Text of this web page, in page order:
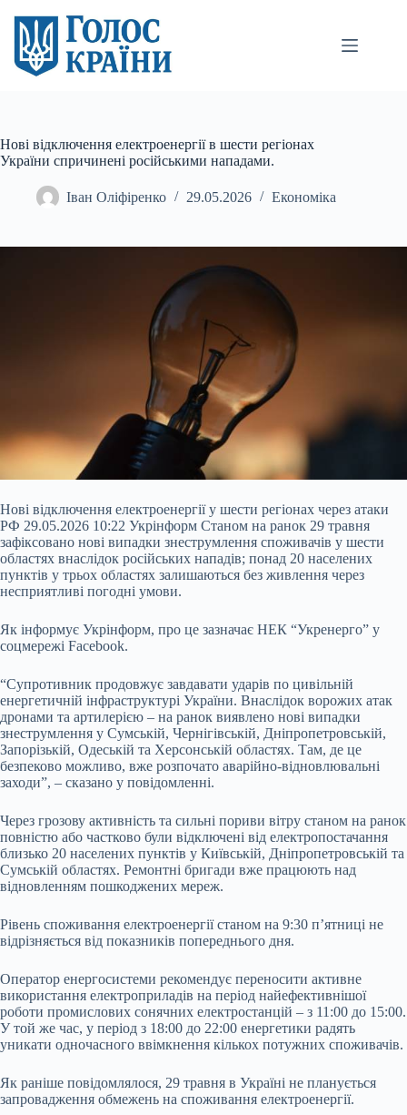
вмісту
Нові відключення електроенергії в шести регіонах
України спричинені російськими нападами.
Іван Оліфіренко 29.05.2026 Економіка
Нові відключення електроенергії у шести регіонах через атаки
РФ 29.05.2026 10:22 Укрінформ Станом на ранок 29 травня
зафіксовано нові випадки знеструмлення споживачів у шести
областях внаслідок російських нападів; понад 20 населених
пунктів у трьох областях залишаються без живлення через
несприятливі погодні умови.
Як інформує Укрінформ, про це зазначає НЕК “Укренерго” у
соцмережі Facebook.
“Супротивник продовжує завдавати ударів по цивільній
енергетичній інфраструктурі України. Внаслідок ворожих атак
дронами та артилерією – на ранок виявлено нові випадки
знеструмлення у Сумській, Чернігівській, Дніпропетровській,
Запорізькій, Одеській та Херсонській областях. Там, де це
безпеково можливо, вже розпочато аварійно-відновлювальні
заходи”, – сказано у повідомленні.
Через грозову активність та сильні пориви вітру станом на ранок
повністю або частково були відключені від електропостачання
близько 20 населених пунктів у Київській, Дніпропетровській та
Сумській областях. Ремонтні бригади вже працюють над
відновленням пошкоджених мереж.
Рівень споживання електроенергії станом на 9:30 п’ятниці не
відрізняється від показників попереднього дня.
Оператор енергосистеми рекомендує переносити активне
використання електроприладів на період найефективнішої
роботи промислових сонячних електростанцій – з 11:00 до 15:00.
У той же час, у період з 18:00 до 22:00 енергетики радять
уникати одночасного ввімкнення кількох потужних споживачів.
Як раніше повідомлялося, 29 травня в Україні не планується
запровадження обмежень на споживання електроенергії.